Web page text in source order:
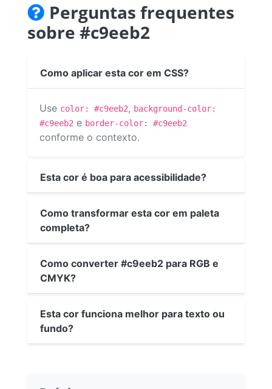
Perguntas frequentes
sobre #c9eeb2
Como aplicar esta cor em CSS?
Use color: #c9eeb2, background-color:
#c9eeb2 e border-color: #c9eeb2
conforme o contexto.
Esta cor é boa para acessibilidade?
Como transformar esta cor em paleta
completa?
Como converter #c9eeb2 para RGB e
CMYK?
Esta cor funciona melhor para texto ou
fundo?